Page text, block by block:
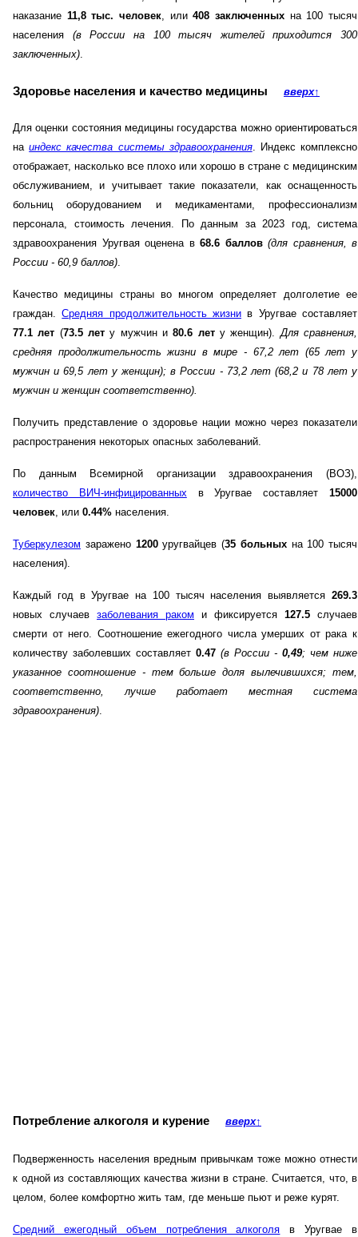
наказание 11,8 тыс. человек, или408 заключенных на 100 тысяч
населения (в России на 100 тысяч жителей приходится 300
заключенных).
Здоровье населения и качество медицины вверх↑
Для оценки состояния медицины государства можно ориентироваться
наиндекс качества системы здравоохранения. Индекс комплексно
отображает, насколько все плохо или хорошо в стране с медицинским
обслуживанием, и учитывает такие показатели, как оснащенность
больниц оборудованием и медикаментами, профессионализм
персонала, стоимость лечения. По данным за 2023 год, система
здравоохранения Уругвая оценена в 68.6 баллов (для сравнения, в
России - 60,9 баллов).
Качество медицины страны во многом определяет долголетие ее
граждан.Средняя продолжительность жизни в Уругвае составляет
77.1 лет (73.5 лет у мужчин и80.6 лету женщин).Для сравнения,
средняя продолжительность жизни в мире - 67,2 лет (65 лет у
мужчин и 69,5 лет у женщин); в России - 73,2 лет (68,2 и 78 лет у
мужчин и женщин соответственно).
Получить представление о здоровье нации можно через показатели
распространения некоторых опасных заболеваний.
По данным Всемирной организации здравоохранения (ВОЗ),
количество ВИЧ-инфицированныхв Уругвае составляет15000
человек, или 0.44% населения.
Туберкулезом заражено 1200уругвайцев (35 больныхна 100 тысяч
населения).
Каждый год в Уругвае на 100 тысяч населения выявляется 269.3
новых случаев заболевания раком и фиксируется 127.5 случаев
смерти от него. Соотношение ежегодного числа умерших от рака к
количеству заболевших составляет 0.47 (в России - 0,49; чем ниже
указанное соотношение - тем больше доля вылечившихся; тем,
соответственно, лучше работает местная система
здравоохранения).
Потребление алкоголя и курение вверх↑
Подверженность населения вредным привычкам тоже можно отнести
к одной из составляющих качества жизни в стране. Считается, что, в
целом, более комфортно жить там, где меньше пьют и реже курят.
Средний ежегодный объем потребления алкоголя в Уругвае в